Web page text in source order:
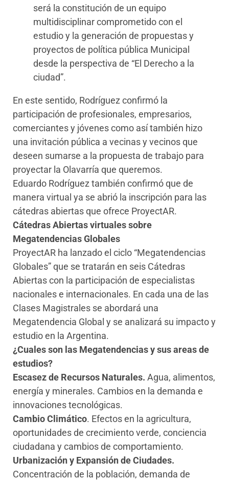
será la constitución de un equipo
multidisciplinar comprometido con el
estudio y la generación de propuestas y
proyectos de política pública Municipal
desde la perspectiva de “El Derecho a la
ciudad”.
En este sentido, Rodríguez confirmó la
participación de profesionales, empresarios,
comerciantes y jóvenes como así también hizo
una invitación pública a vecinas y vecinos que
deseen sumarse a la propuesta de trabajo para
proyectar la Olavarría que queremos.
Eduardo Rodríguez también confirmó que de
manera virtual ya se abrió la inscripción para las
cátedras abiertas que ofrece ProyectAR.
Cátedras Abiertas virtuales sobre
Megatendencias Globales
ProyectAR ha lanzado el ciclo “Megatendencias
Globales” que se tratarán en seis Cátedras
Abiertas con la participación de especialistas
nacionales e internacionales. En cada una de las
Clases Magistrales se abordará una
Megatendencia Global y se analizará su impacto y
estudio en la Argentina.
¿Cuales son las Megatendencias y sus areas de
estudios?
Escasez de Recursos Naturales. Agua, alimentos,
energía y minerales. Cambios en la demanda e
innovaciones tecnológicas.
Cambio Climático. Efectos en la agricultura,
oportunidades de crecimiento verde, conciencia
ciudadana y cambios de comportamiento.
Urbanización y Expansión de Ciudades.
Concentración de la población, demanda de